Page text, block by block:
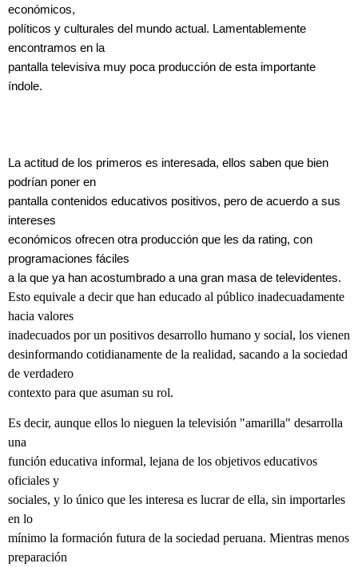
económicos,
políticos y culturales del mundo actual. Lamentablemente
encontramos en la
pantalla televisiva muy poca producción de esta importante
índole.
La actitud de los primeros es interesada, ellos saben que bien
podrían poner en
pantalla contenidos educativos positivos, pero de acuerdo a sus
intereses
económicos ofrecen otra producción que les da rating, con
programaciones fáciles
a la que ya han acostumbrado a una gran masa de televidentes.
Esto equivale a decir que han educado al público inadecuadamente
hacia valores
inadecuados por un positivos desarrollo humano y social, los vienen
desinformando cotidianamente de la realidad, sacando a la sociedad
de verdadero
contexto para que asuman su rol.
Es decir, aunque ellos lo nieguen la televisión "amarilla" desarrolla
una
función educativa informal, lejana de los objetivos educativos
oficiales y
sociales, y lo único que les interesa es lucrar de ella, sin importarles
en lo
mínimo la formación futura de la sociedad peruana. Mientras menos
preparación